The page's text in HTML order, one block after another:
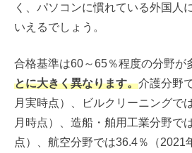
く、パソコンに慣れている外国人
いえるでしょう。
合格基準は60～65％程度の分野が
とに大きく異なります。介護分野
月実時点）、ビルクリーニングで
月時点）、造船・舶用工業分野で
点）、航空分野では36.4％（2021